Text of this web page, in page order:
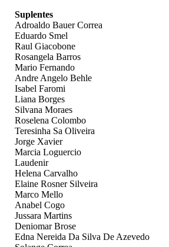
Suplentes
Adroaldo Bauer Correa
Eduardo Smel
Raul Giacobone
Rosangela Barros
Mario Fernando
Andre Angelo Behle
Isabel Faromi
Liana Borges
Silvana Moraes
Roselena Colombo
Teresinha Sa Oliveira
Jorge Xavier
Marcia Loguercio
Laudenir
Helena Carvalho
Elaine Rosner Silveira
Marco Mello
Anabel Cogo
Jussara Martins
Deniomar Brose
Edna Nereida Da Silva De Azevedo